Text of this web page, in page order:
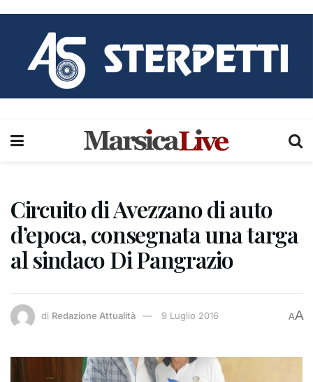
Circuito di Avezzano di auto
d’epoca, consegnata una targa
al sindaco Di Pangrazio
di Redazione Attualità 9 Luglio 2016 AA